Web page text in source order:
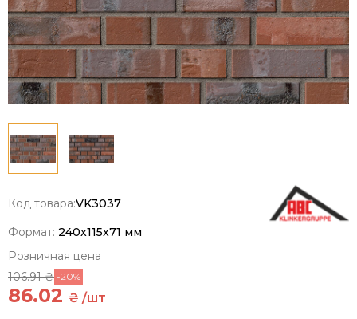
Код товара:VK3037
Формат: 240x115x71 мм
Розничная цена
106.91 ₴ -20%
86.02 ₴ /шт